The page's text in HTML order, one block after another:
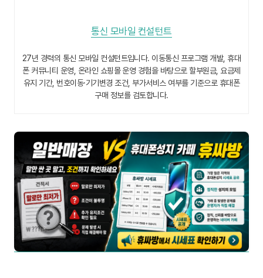
통신 모바일 컨설턴트
27년 경력의 통신 모바일 컨설턴트입니다. 이동통신 프로그램 개발, 휴대
폰 커뮤니티 운영, 온라인 쇼핑몰 운영 경험을 바탕으로 할부원금, 요금제
유지 기간, 번호이동·기기변경 조건, 부가서비스 여부를 기준으로 휴대폰
구매 정보를 검토합니다.